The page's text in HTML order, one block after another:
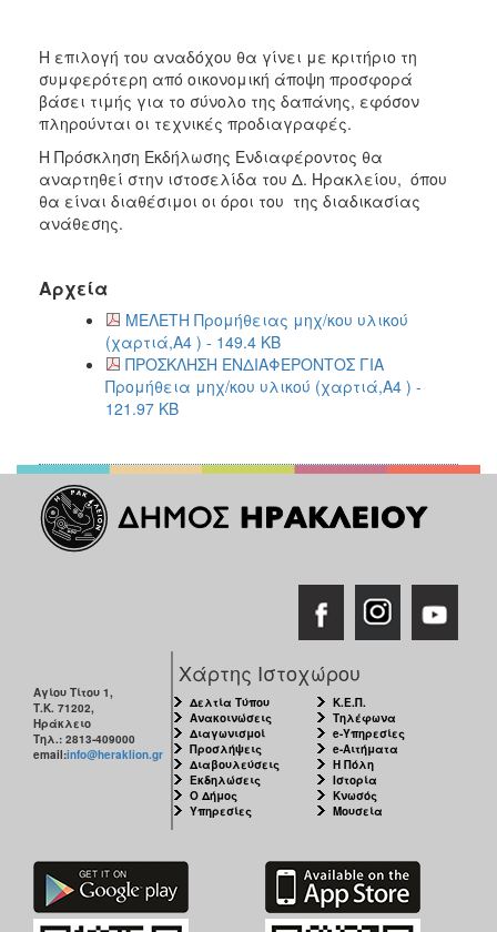
H επιλογή του αναδόχου θα γίνει με κριτήριο τη
συμφερότερη από οικονομική άποψη προσφορά
βάσει τιμής για το σύνολο της δαπάνης, εφόσον
πληρούνται οι τεχνικές προδιαγραφές.
Η Πρόσκληση Εκδήλωσης Ενδιαφέροντος θα
αναρτηθεί στην ιστοσελίδα του Δ. Ηρακλείου, όπου
θα είναι διαθέσιμοι οι όροι του της διαδικασίας
ανάθεσης.
Αρχεία
ΜΕΛΕΤΗ Προμήθειας μηχ/κου υλικού
(χαρτιά,Α4 ) - 149.4 KB
ΠΡΟΣΚΛΗΣΗ ΕΝΔΙΑΦΕΡΟΝΤΟΣ ΓΙΑ
Προμήθεια μηχ/κου υλικού (χαρτιά,Α4 ) -
121.97 KB
Αγίου Τίτου 1,
Τ.Κ. 71202,
Ηράκλειο
Τηλ.: 2813-409000
email:info@heraklion.gr
Χάρτης Ιστοχώρου
Δελτία Τύπου
Ανακοινώσεις
Διαγωνισμοί
Προσλήψεις
Διαβουλεύσεις
Εκδηλώσεις
Ο Δήμος
Υπηρεσίες
Κ.Ε.Π.
Τηλέφωνα
e-Υπηρεσίες
e-Αιτήματα
Η Πόλη
Ιστορία
Κνωσός
Μουσεία